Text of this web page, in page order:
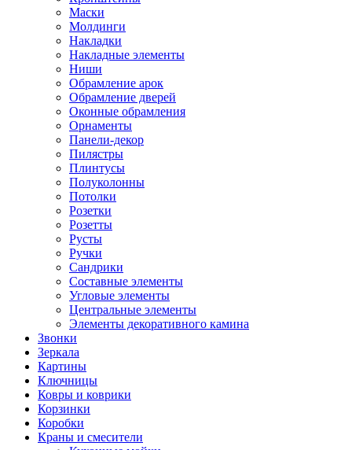
Маски
Молдинги
Накладки
Накладные элементы
Ниши
Обрамление арок
Обрамление дверей
Оконные обрамления
Орнаменты
Панели-декор
Пилястры
Плинтусы
Полуколонны
Потолки
Розетки
Розетты
Русты
Ручки
Сандрики
Составные элементы
Угловые элементы
Центральные элементы
Элементы декоративного камина
Звонки
Зеркала
Картины
Ключницы
Ковры и коврики
Корзинки
Коробки
Краны и смесители